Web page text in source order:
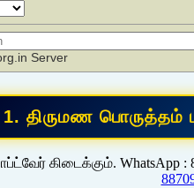
Server
கிடைக்கும். WhatsApp :